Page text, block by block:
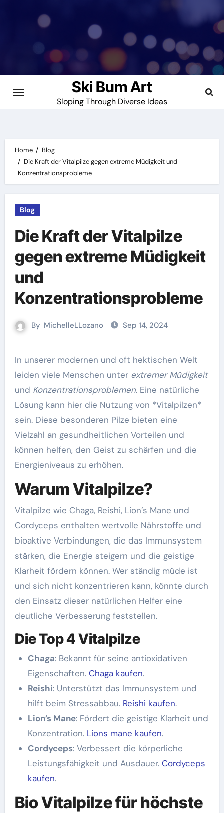
Ski Bum Art
Sloping Through Diverse Ideas
Home
Blog
Die Kraft der Vitalpilze gegen extreme Müdigkeit und
Konzentrationsprobleme
Blog
Die Kraft der Vitalpilze
gegen extreme Müdigkeit
und
Konzentrationsprobleme
By MichelleLLozano Sep 14, 2024
In unserer modernen und oft hektischen Welt
leiden viele Menschen unter extremer Müdigkeit
und Konzentrationsproblemen. Eine natürliche
Lösung kann hier die Nutzung von *Vitalpilzen*
sein. Diese besonderen Pilze bieten eine
Vielzahl an gesundheitlichen Vorteilen und
können helfen, den Geist zu schärfen und die
Energieniveaus zu erhöhen.
Warum Vitalpilze?
Vitalpilze wie Chaga, Reishi, Lion’s Mane und
Cordyceps enthalten wertvolle Nährstoffe und
bioaktive Verbindungen, die das Immunsystem
stärken, die Energie steigern und die geistige
Klarheit fördern können. Wer ständig müde ist
und sich nicht konzentrieren kann, könnte durch
den Einsatz dieser natürlichen Helfer eine
deutliche Verbesserung feststellen.
Die Top 4 Vitalpilze
Chaga: Bekannt für seine antioxidativen
Eigenschaften. Chaga kaufen.
Reishi: Unterstützt das Immunsystem und
hilft beim Stressabbau. Reishi kaufen.
Lion’s Mane: Fördert die geistige Klarheit und
Konzentration. Lions mane kaufen.
Cordyceps: Verbessert die körperliche
Leistungsfähigkeit und Ausdauer. Cordyceps
kaufen.
Bio Vitalpilze für höchste